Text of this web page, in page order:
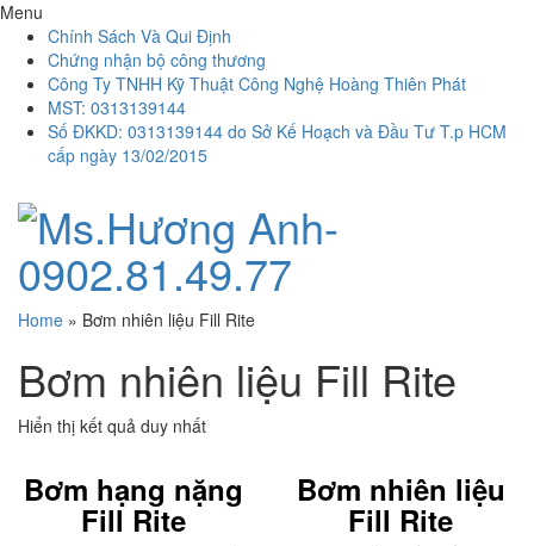
Menu
Chính Sách Và Qui Định
Chứng nhận bộ công thương
Công Ty TNHH Kỹ Thuật Công Nghệ Hoàng Thiên Phát
MST: 0313139144
Số ĐKKD: 0313139144 do Sở Kế Hoạch và Đầu Tư T.p HCM
cấp ngày 13/02/2015
Home » Bơm nhiên liệu Fill Rite
Bơm nhiên liệu Fill Rite
Hiển thị kết quả duy nhất
Bơm hạng nặng
Fill Rite
Bơm nhiên liệu
Fill Rite